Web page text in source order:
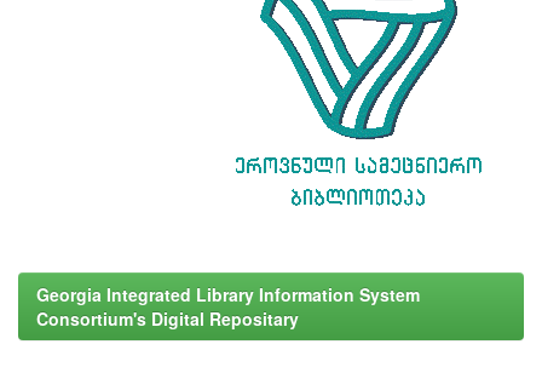
Georgia Integrated Library Information System
Consortium's Digital Repositary